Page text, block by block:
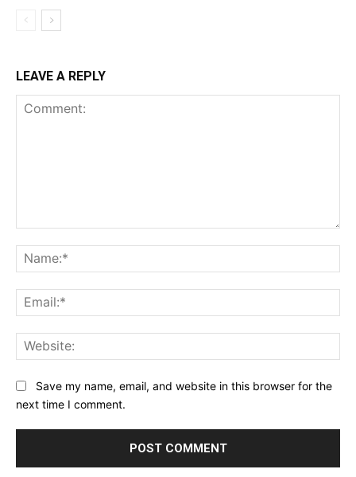
LEAVE A REPLY
Save my name, email, and website in this browser for the
next time I comment.